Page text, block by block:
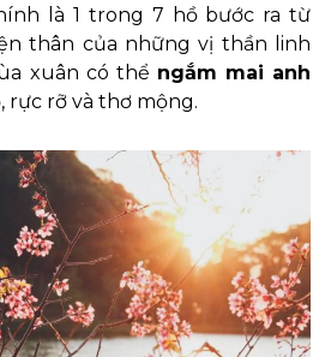
là 1 trong 7 hồ bước ra từ
thân của những vị thần linh
xuân có thể ngắm mai anh
rực rỡ và thơ mộng.